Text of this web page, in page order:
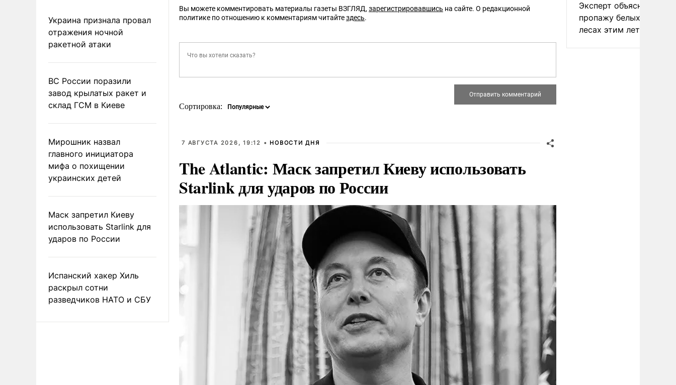
Украина признала провал
отражения ночной
ракетной атаки
ВС России поразили
завод крылатых ракет и
склад ГСМ в Киеве
Мирошник назвал
главного инициатора
мифа о похищении
украинских детей
Маск запретил Киеву
использовать Starlink для
ударов по России
Испанский хакер Хиль
раскрыл сотни
разведчиков НАТО и СБУ
Вы можете комментировать материалы газеты ВЗГЛЯД, зарегистрировавшись на сайте. О редакционной
политике по отношению к комментариям читайтездесь.
Сортировка:
7 АВГУСТА 2026, 19:12 • НОВОСТИ ДНЯ
The Atlantic: Маск запретил Киеву использовать
Starlink для ударов по России
Эксперт объяснил
пропажу белых грибов
лесах этим летом